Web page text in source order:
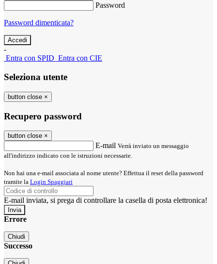
Password
Password dimenticata?
-
Entra con SPID Entra con CIE
Seleziona utente
button close ×
Recupero password
button close ×
E-mail Verrà inviato un messaggio
all'indirizzo indicato con le istruzioni necessarie.
Non hai una e-mail associata al nome utente? Effettua il reset della password
tramite la Login Spaggiari
E-mail inviata, si prega di controllare la casella di posta elettronica!
Errore
Chiudi
Successo